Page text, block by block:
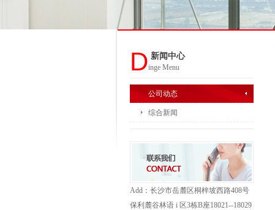
D 新闻中心
inge Menu
公司动态
综合新闻
Add：长沙市岳麓区桐梓坡西路408号
保利麓谷林语 i 区3栋B座18021--18029